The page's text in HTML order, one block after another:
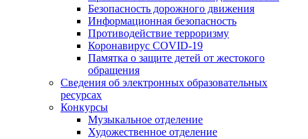
Безопасность дорожного движения
Информационная безопасность
Противодействие терроризму
Коронавирус COVID-19
Памятка о защите детей от жестокого
обращения
Сведения об электронных образовательных
ресурсах
Конкурсы
Музыкальное отделение
Художественное отделение